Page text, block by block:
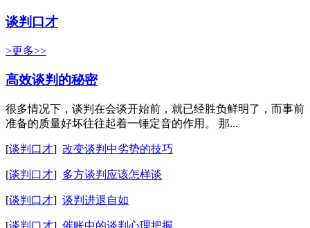
谈判口才
>更多>>
高效谈判的秘密
很多情况下，谈判在会谈开始前，就已经胜负鲜明了，而事前
准备的质量好坏往往起着一锤定音的作用。 那...
[谈判口才] 改变谈判中劣势的技巧
[谈判口才] 多方谈判应该怎样谈
[谈判口才] 谈判进退自如
[谈判口才] 催账中的谈判心理把握